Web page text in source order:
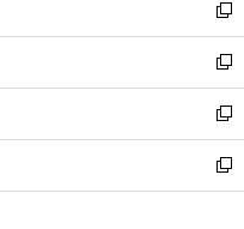
く
で
開
く
ド
ウ
で
開
く
ィ
ン
ド
ウ
で
開
く
い
ウ
ィ
ン
ド
ウ
で
開
新
し
い
ウ
ィ
ン
ド
ウ
新
し
い
ウ
ィ
ン
新
し
い
ウ
新
し